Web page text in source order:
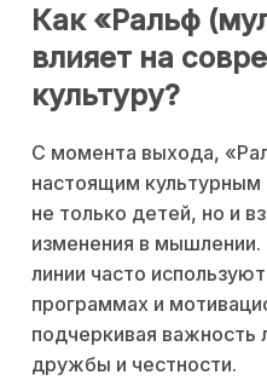
Как «Ральф
влияет на
культуру?
С момента выхода,
настоящим
не только детей, но и
изменения в
линии часто
программах и
подчеркивая важность
дружбы и честности.